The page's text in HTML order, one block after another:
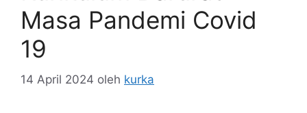
Masa Pandemi Covid
19
14 April 2024 oleh kurka